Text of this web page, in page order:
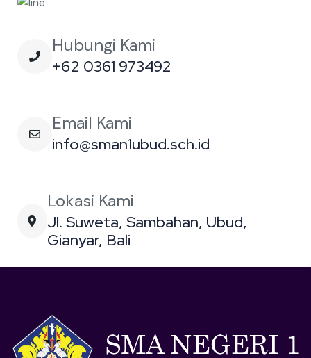
Hubungi Kami
+62 0361 973492
Email Kami
info@sman1ubud.sch.id
Lokasi Kami
Jl. Suweta, Sambahan, Ubud,
Gianyar, Bali